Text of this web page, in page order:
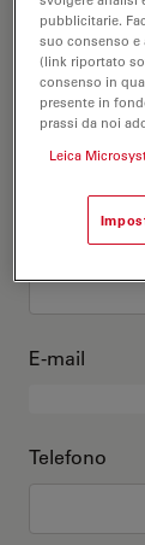
Nome
Cognome
E-mail
Telefono
pubblicitarie.
suo consenso
(link riportato
consenso in
presente in
prassi da noi
Leica